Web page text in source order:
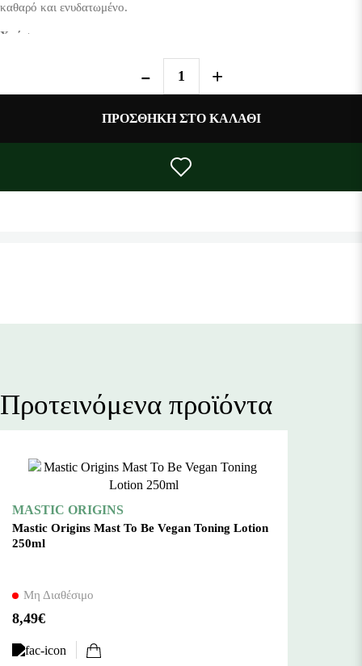
καθαρό και ενυδατωμένο.
Χρήση:
κατόπιν ξεβγάζετε με άφθονο νερό.
: Parabens, Mineral Oil, προπυλενογλυκόλες, αιθανολαμίνες,
Vegan, Not tested on animals.
ΠΡΟΣΘΉΚΗ ΣΤΟ ΚΑΛΆΘΙ
Προτεινόμενα προϊόντα
MASTIC ORIGINS
Mastic Origins Mast To Be Vegan Toning Lotion
250ml
Μη Διαθέσιμο
8,49€